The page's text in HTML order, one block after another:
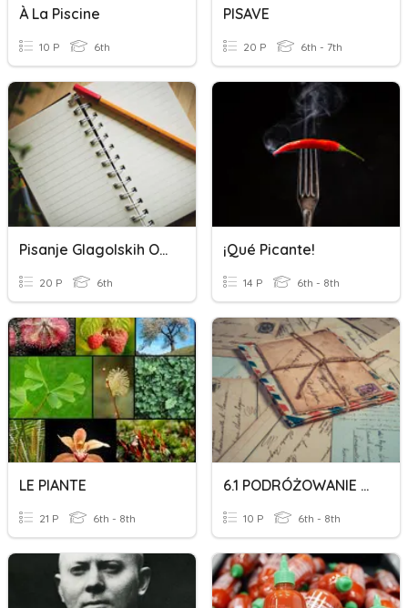
À La Piscine
10 P 6th
PISAVE
20 P 6th - 7th
Pisanje Glagolskih Oblika
20 P 6th
¡Qué Picante!
14 P 6th - 8th
LE PIANTE
21 P 6th - 8th
6.1 PODRÓŻOWANIE / PISANIE Pocztówka + Was/were
10 P 6th - 8th